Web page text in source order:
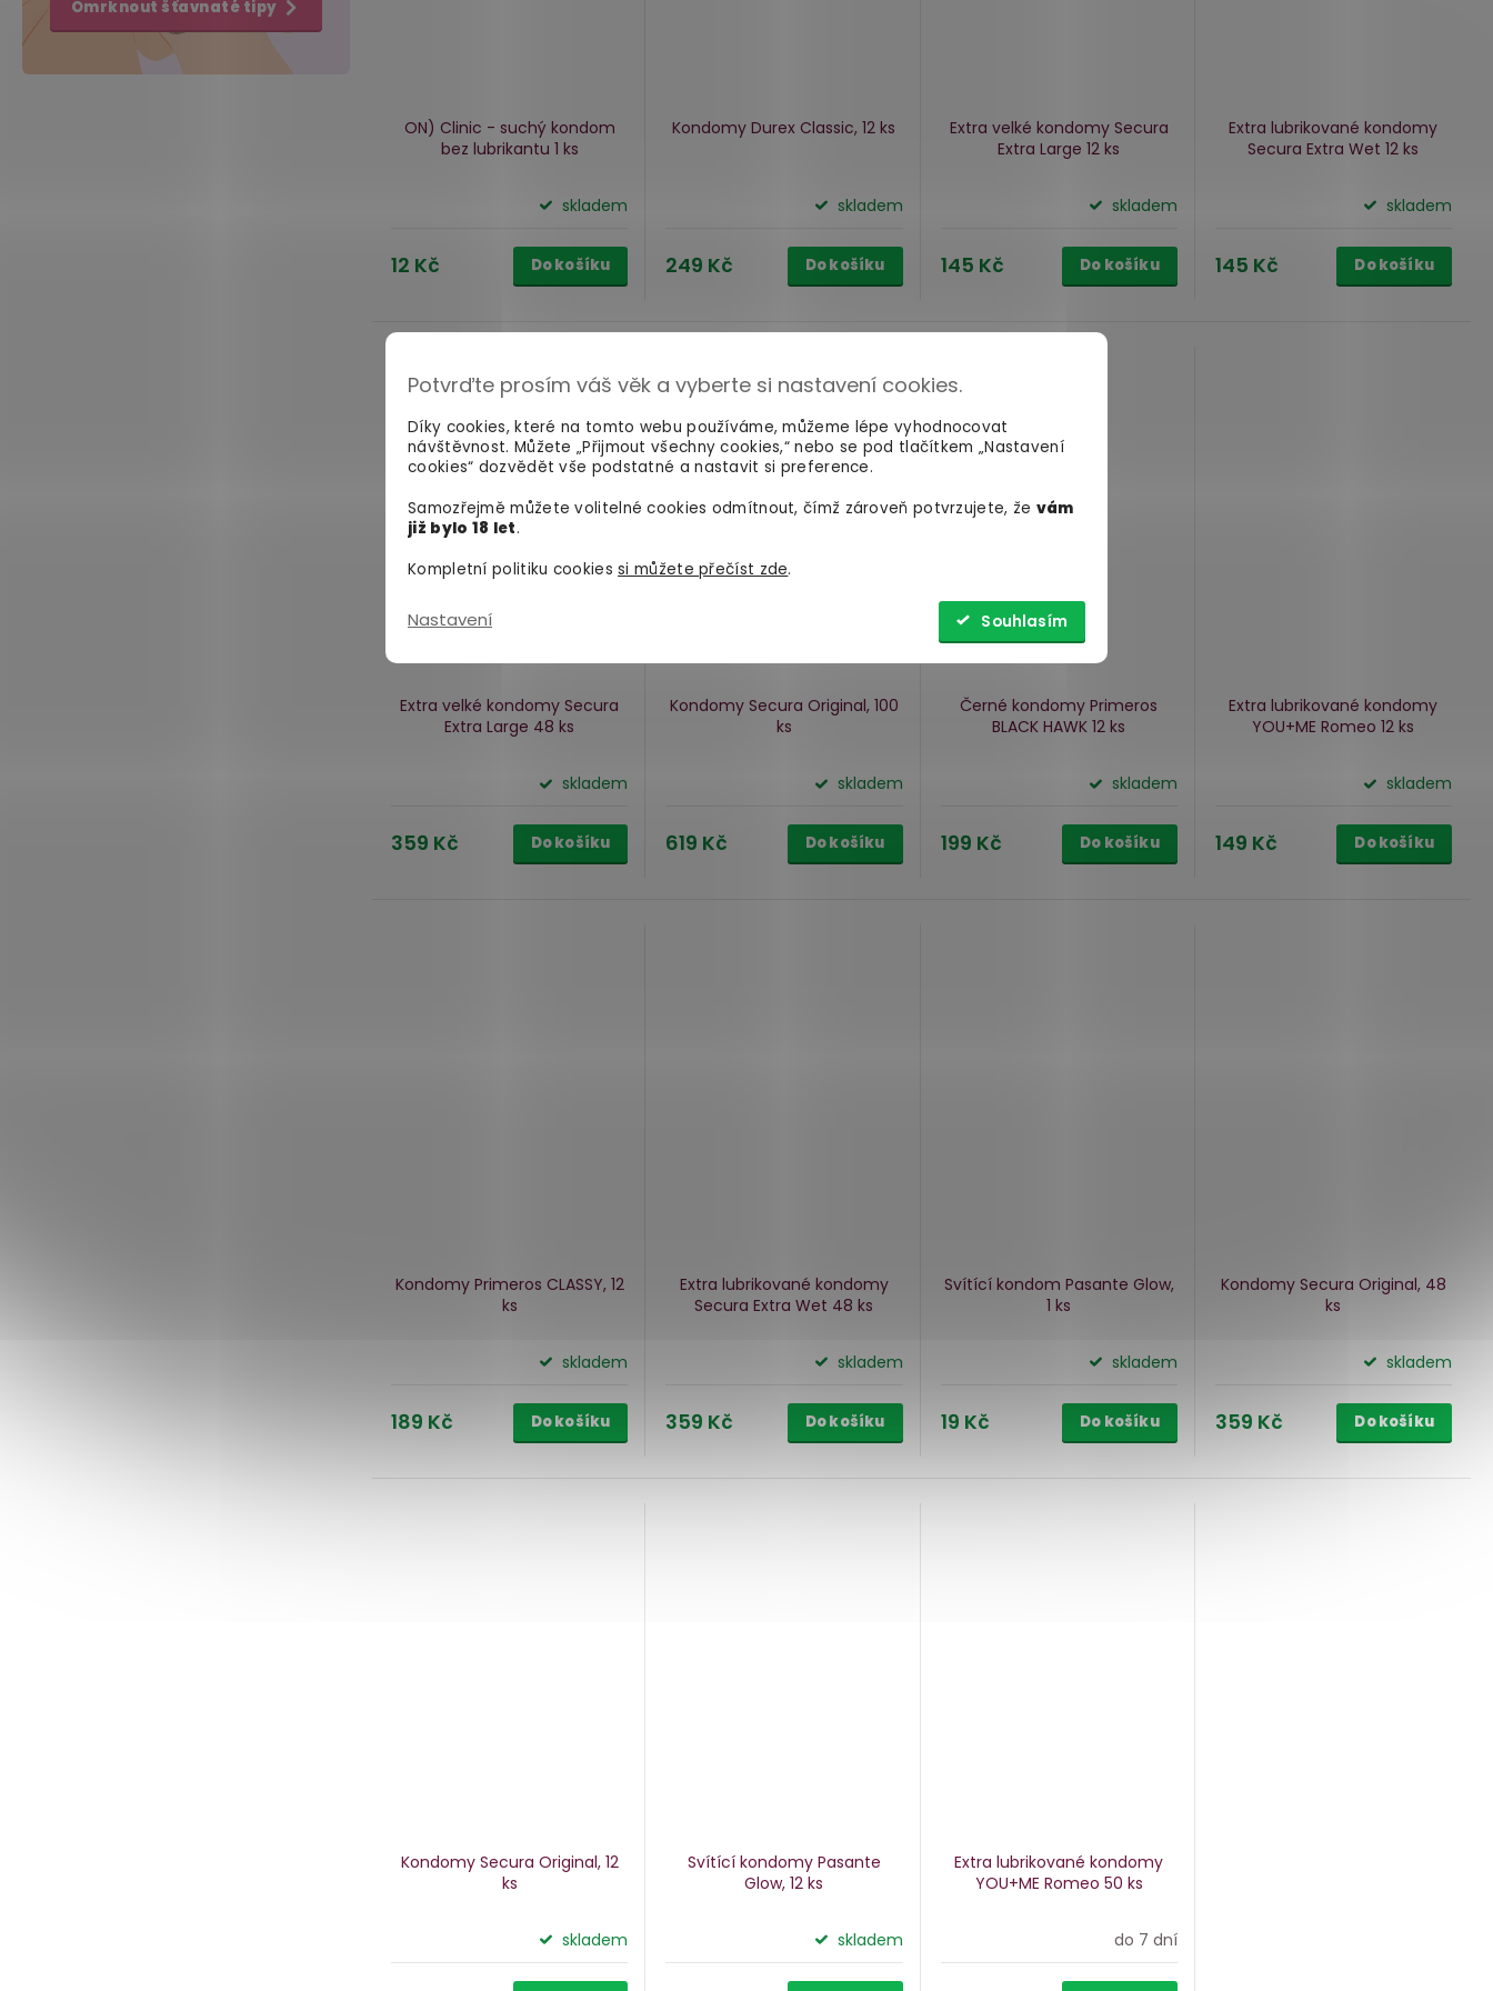
Potvrďte prosím váš věk a vyberte si nastavení cookies.
Díky cookies, které na tomto webu používáme, můžeme lépe vyhodnocovat
návštěvnost. Můžete „Přijmout všechny cookies,“ nebo se pod tlačítkem „Nastavení
cookies“ dozvědět vše podstatné a nastavit si preference.
Samozřejmě můžete volitelné cookies odmítnout, čímž zároveň potvrzujete, že vám
již bylo 18 let.
Kompletní politiku cookiessi můžete přečíst zde.
Nastavení Souhlasím
Omrknout šťavnaté tipy
ON) Clinic - suchý kondom
bez lubrikantu 1 ks
skladem
12 Kč Do košíku
Kondomy Durex Classic, 12 ks
skladem
249 Kč Do košíku
Extra velké kondomy Secura
Extra Large12 ks
skladem
145 Kč Do košíku
Extra lubrikované kondomy
Secura Extra Wet12 ks
skladem
145 Kč Do košíku
Extra velké kondomy Secura
Extra Large 48 ks
skladem
359 Kč Do košíku
Kondomy Secura Original, 100
ks
skladem
619 Kč Do košíku
Černé kondomy Primeros
BLACK HAWK12 ks
skladem
199 Kč Do košíku
Extra lubrikované kondomy
YOU+ME Romeo12 ks
skladem
149 Kč Do košíku
Kondomy Primeros CLASSY, 12
ks
skladem
189 Kč Do košíku
Extra lubrikované kondomy
Secura Extra Wet 48 ks
skladem
359 Kč Do košíku
Svítící kondom Pasante Glow,
1 ks
skladem
19 Kč Do košíku
Kondomy Secura Original, 48
ks
skladem
359 Kč Do košíku
Kondomy Secura Original, 12
ks
skladem
Svítící kondomy Pasante
Glow, 12 ks
skladem
Extra lubrikované kondomy
YOU+ME Romeo 50 ks
do 7 dní